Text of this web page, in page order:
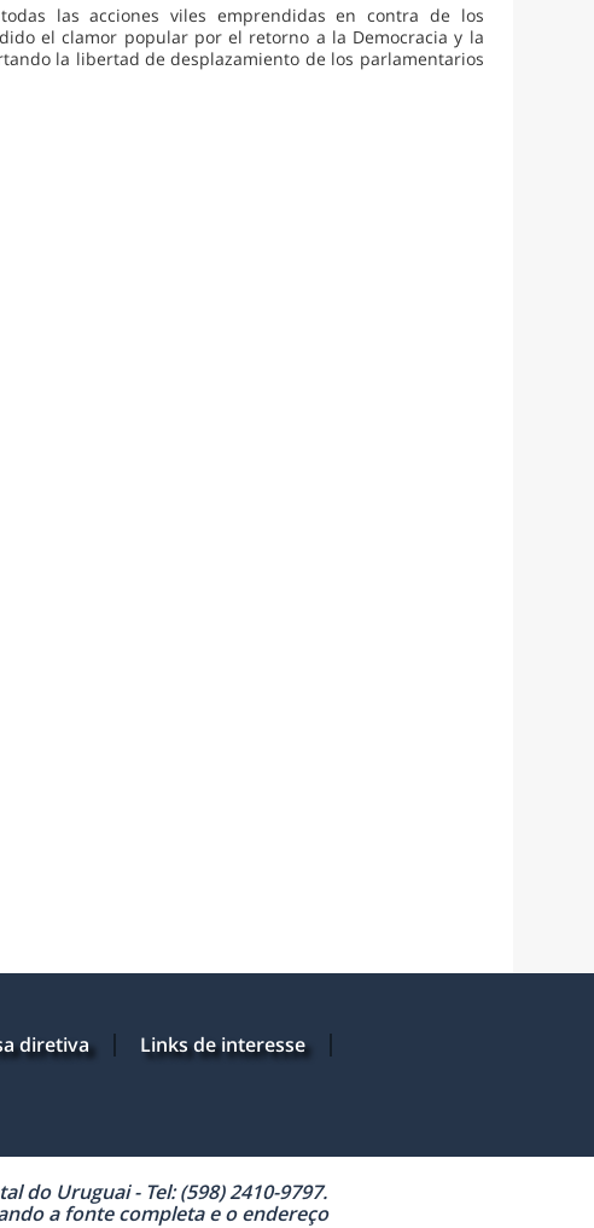
las acciones viles emprendidas en contra de los
el clamor popular por el retorno a la Democracia y la
la libertad de desplazamiento de los parlamentarios
diretiva
Links de interesse
do Uruguai - Tel: (598) 2410-9797.
a fonte completa e o endereço